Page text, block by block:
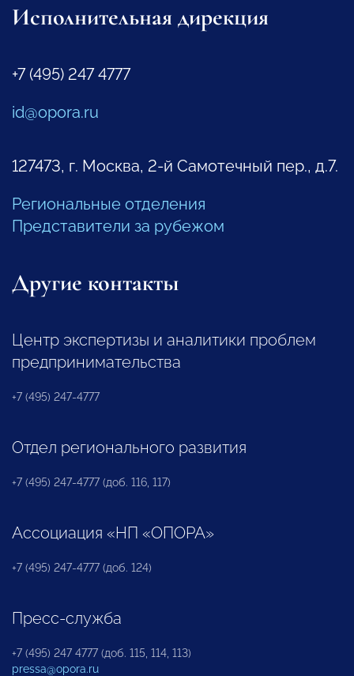
Исполнительная дирекция
+7 (495) 247 4777
id@opora.ru
127473, г. Москва, 2-й Самотечный пер., д.7.
Региональные отделения
Представители за рубежом
Другие контакты
Центр экспертизы и аналитики проблем
предпринимательства
+7 (495) 247-4777
Отдел регионального развития
+7 (495) 247-4777 (доб. 116, 117)
Ассоциация «НП «ОПОРА»
+7 (495) 247-4777 (доб. 124)
Пресс-служба
+7 (495) 247 4777 (доб. 115, 114, 113)
pressa@opora.ru